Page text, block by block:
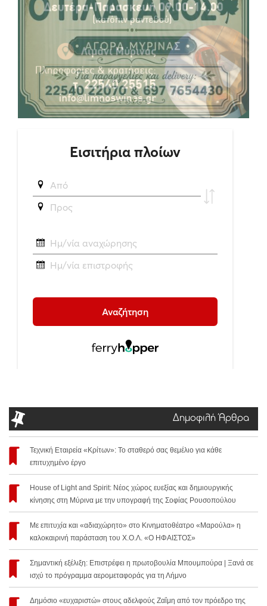
Δημοφιλή Άρθρα
Τεχνική Εταιρεία «Κρίτων»: Το σταθερό σας θεμέλιο για κάθε
επιτυχημένο έργο
House of Light and Spirit: Νέος χώρος ευεξίας και δημιουργικής
κίνησης στη Μύρινα με την υπογραφή της Σοφίας Ρουσοπούλου
Με επιτυχία και «αδιαχώρητο» στο Κινηματοθέατρο «Μαρούλα» η
καλοκαιρινή παράσταση του Χ.Ο.Λ. «Ο ΗΦΑΙΣΤΟΣ»
Σημαντική εξέλιξη: Επιστρέφει η πρωτοβουλία Μπουμπούρα | Ξανά σε
ισχύ το πρόγραμμα αερομεταφοράς για τη Λήμνο
Δημόσιο «ευχαριστώ» στους αδελφούς Ζαΐμη από τον πρόεδρο της